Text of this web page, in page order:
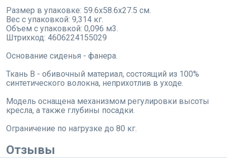
Размер в упаковке: 59.6x58.6x27.5 см.
Вес с упаковкой: 9,314 кг.
Объем с упаковкой: 0,096 м3.
Штрихкод: 4606224155029
Основание сиденья - фанера.
Ткань B - обивочный материал, состоящий из 100%
синтетического волокна, неприхотлив в уходе.
Модель оснащена механизмом регулировки высоты
кресла, а также глубины посадки.
Ограничение по нагрузке до 80 кг.
Отзывы